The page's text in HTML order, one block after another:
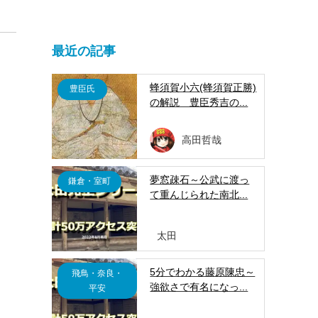
最近の記事
豊臣氏
蜂須賀小六(蜂須賀正勝)
の解説 豊臣秀吉の...
高田哲哉
鎌倉・室町
夢窓疎石～公武に渡っ
て重んじられた南北...
太田
飛鳥・奈良・
平安
5分でわかる藤原陳忠～
強欲さで有名になっ...